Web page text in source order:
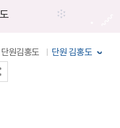
단원김홍도 단원 김홍도